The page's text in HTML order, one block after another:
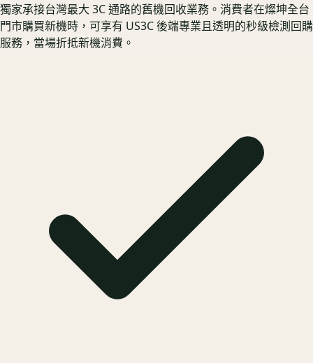
獨家承接台灣最大 3C 通路的舊機回收業務。消費者在燦坤全台
門市購買新機時，可享有 US3C 後端專業且透明的秒級檢測回購
服務，當場折抵新機消費。